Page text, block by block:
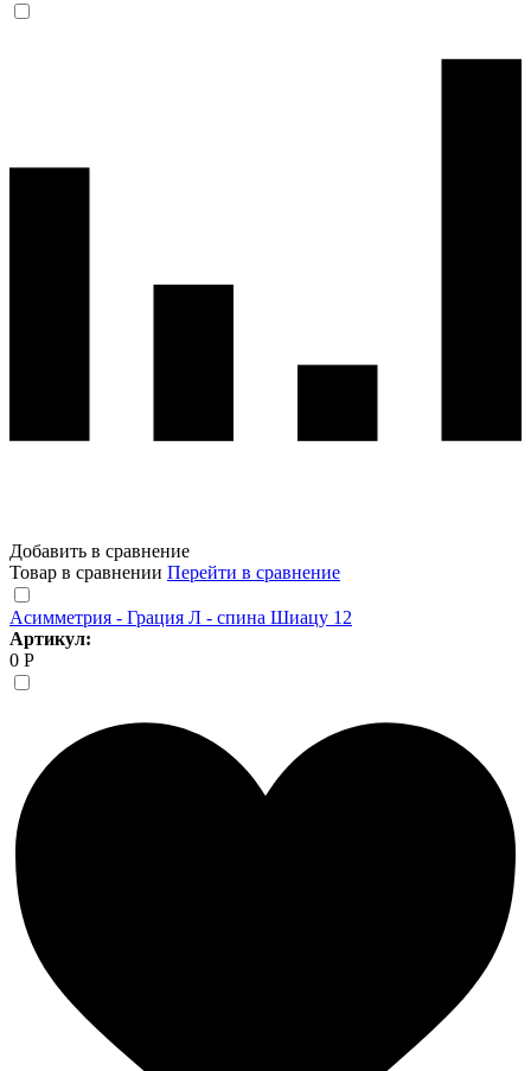
Добавить в сравнение
Товар в сравнении Перейти в сравнение
Асимметрия - Грация Л - спина Шиацу 12
Артикул:
0 Р